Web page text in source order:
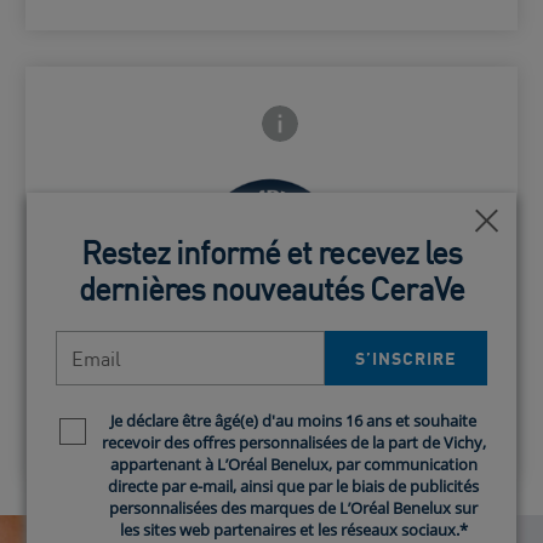
Card Frontside
Frontside Info icon
Complexe Hydro-Urea
Une combinaison d'ingrédients qui
hydratent intensément l'épiderme.
Restez informé et recevez les
dernières nouveautés CeraVe
S’INSCRIRE​
Newsletter policy
Je déclare être âgé(e) d'au moins 16 ans et souhaite
recevoir des offres personnalisées de la part de Vichy,
appartenant à L’Oréal Benelux, par communication
directe par e-mail, ainsi que par le biais de publicités
personnalisées des marques de L’Oréal Benelux sur
les sites web partenaires et les réseaux sociaux.*
Restez informé et recevez les
dernières nouveautés CeraVe
S’INSCRIRE​
Newsletter policy
Je déclare être âgé(e) d'au moins 16 ans et souhaite
recevoir des offres personnalisées de la part de Vichy,
appartenant à L’Oréal Benelux, par communication
directe par e-mail, ainsi que par le biais de publicités
personnalisées des marques de L’Oréal Benelux sur
les sites web partenaires et les réseaux sociaux.*